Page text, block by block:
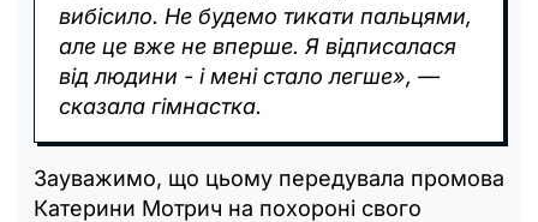
вибісило. Не будемо тикати пальцями,
але це вже не вперше. Я відписалася
від людини - і мені стало легше», —
сказала гімнастка.
Зауважимо, що цьому передувала промова
Катерини Мотрич на похороні свого